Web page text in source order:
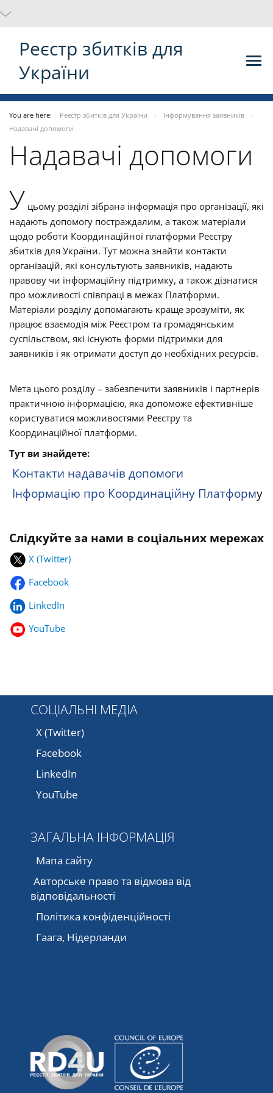
Реєстр збитків для
України
You are here: Реєстр збитків для України
Інформування заявників
Надавачі допомоги
Надавачі допомоги
У цьому розділі зібрана інформація про організації, які
надають допомогу постраждалим, а також матеріали
щодо роботи Координаційної платформи Реєстру
збитків для України. Тут можна знайти контакти
організацій, які консультують заявників, надають
правову чи інформаційну підтримку, а також дізнатися
про можливості співпраці в межах Платформи.
Матеріали розділу допомагають краще зрозуміти, як
працює взаємодія між Реєстром та громадянським
суспільством, які існують форми підтримки для
заявників і як отримати доступ до необхідних ресурсів.
Мета цього розділу – забезпечити заявників і партнерів
практичною інформацією, яка допоможе ефективніше
користуватися можливостями Реєстру та
Координаційної платформи.
Тут ви знайдете:
Контакти надавачів допомоги
Інформацію про Координаційну Платформу
Слідкуйте за нами в соціальних мережах
X (Twitter)
Facebook
LinkedIn
YouTube
СОЦІАЛЬНІ МЕДІА
X (Twitter)
Facebook
LinkedIn
YouTube
ЗАГАЛЬНА ІНФОРМАЦІЯ
Мапа сайту
Авторське право та відмова від
відповідальності
Політика конфіденційності
Гаага, Нідерланди